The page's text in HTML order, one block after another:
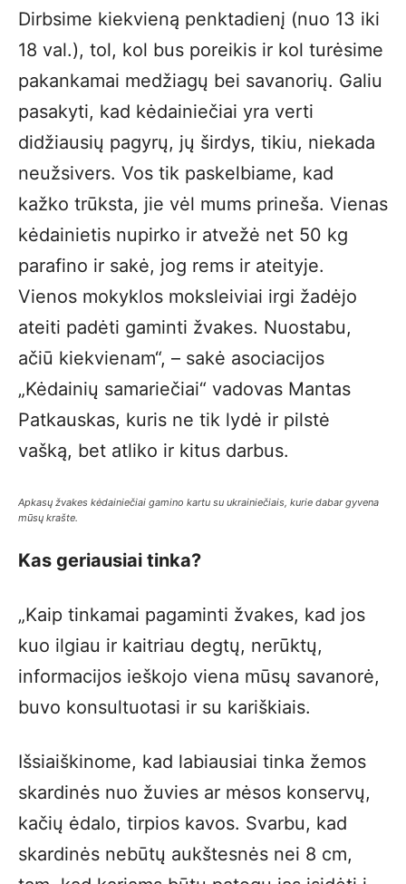
Dirbsime kiekvieną penktadienį (nuo 13 iki
18 val.), tol, kol bus poreikis ir kol turėsime
pakankamai medžiagų bei savanorių. Galiu
pasakyti, kad kėdainiečiai yra verti
didžiausių pagyrų, jų širdys, tikiu, niekada
neužsivers. Vos tik paskelbiame, kad
kažko trūksta, jie vėl mums prineša. Vienas
kėdainietis nupirko ir atvežė net 50 kg
parafino ir sakė, jog rems ir ateityje.
Vienos mokyklos moksleiviai irgi žadėjo
ateiti padėti gaminti žvakes. Nuostabu,
ačiū kiekvienam“, – sakė asociacijos
„Kėdainių samariečiai“ vadovas Mantas
Patkauskas, kuris ne tik lydė ir pilstė
vašką, bet atliko ir kitus darbus.
Apkasų žvakes kėdainiečiai gamino kartu su ukrainiečiais, kurie dabar gyvena
mūsų krašte.
Kas geriausiai tinka?
„Kaip tinkamai pagaminti žvakes, kad jos
kuo ilgiau ir kaitriau degtų, nerūktų,
informacijos ieškojo viena mūsų savanorė,
buvo konsultuotasi ir su kariškiais.
Išsiaiškinome, kad labiausiai tinka žemos
skardinės nuo žuvies ar mėsos konservų,
kačių ėdalo, tirpios kavos. Svarbu, kad
skardinės nebūtų aukštesnės nei 8 cm,